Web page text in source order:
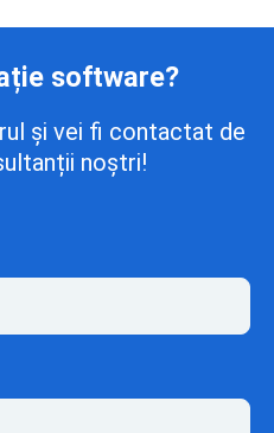
software?
și vei fi contactat de
noștri!